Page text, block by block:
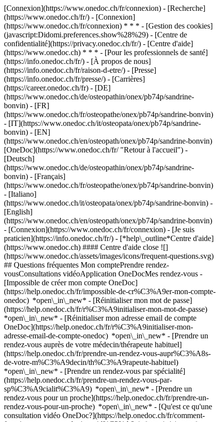
[Connexion](https://www.onedoc.ch/fr/connexion) - [Recherche]
(https://www.onedoc.ch/fr/) - [Connexion]
(https://www.onedoc.ch/fr/connexion) * * * - [Gestion des cookies]
(javascript:Didomi.preferences.show%28%29) - [Centre de
confidentialité](https://privacy.onedoc.ch/fr/) - [Centre d'aide]
(https://www.onedoc.ch) * * * - [Pour les professionnels de santé]
(https://info.onedoc.ch/fr/) - [À propos de nous]
(https://info.onedoc.ch/fr/raison-d-etre/) - [Presse]
(https://info.onedoc.ch/fr/presse/) - [Carrières]
(https://career.onedoc.ch/fr) - [DE]
(https://www.onedoc.ch/de/osteopathin/onex/pb74p/sandrine-
bonvin) - [FR]
(https://www.onedoc.ch/fr/osteopathe/onex/pb74p/sandrine-bonvin)
- [IT](https://www.onedoc.ch/it/osteopata/onex/pb74p/sandrine-
bonvin) - [EN]
(https://www.onedoc.ch/en/osteopath/onex/pb74p/sandrine-bonvin)
[OneDoc](https://www.onedoc.ch/fr/ "Retour à l'accueil") -
[Deutsch]
(https://www.onedoc.ch/de/osteopathin/onex/pb74p/sandrine-
bonvin) - [Français]
(https://www.onedoc.ch/fr/osteopathe/onex/pb74p/sandrine-bonvin)
- [Italiano]
(https://www.onedoc.ch/it/osteopata/onex/pb74p/sandrine-bonvin) -
[English]
(https://www.onedoc.ch/en/osteopath/onex/pb74p/sandrine-bonvin)
- [Connexion](https://www.onedoc.ch/fr/connexion) - [Je suis
praticien](https://info.onedoc.ch/fr/) - [*help\_outline*Centre d'aide]
(https://www.onedoc.ch) #### Centre d'aide close ![]
(https://www.onedoc.ch/assets/images/icons/frequent-questions.svg)
## Questions fréquentes Mon comptePrendre rendez-
vousConsultations vidéoApplication OneDocMes rendez-vous -
[Impossible de créer mon compte OneDoc]
(https://help.onedoc.ch/fr/impossible-de-cr%C3%A9er-mon-compte-
onedoc) *open\_in\_new* - [Réinitialiser mon mot de passe]
(https://help.onedoc.ch/fr/r%C3%A9initialiser-mon-mot-de-passe)
*open\_in\_new* - [Réinitialiser mon adresse email de compte
OneDoc](https://help.onedoc.ch/fr/r%C3%A9initialiser-mon-
adresse-email-de-compte-onedoc) *open\_in\_new* - [Prendre un
rendez-vous auprès de votre médecin/thérapeute habituel]
(https://help.onedoc.ch/fr/prendre-un-rendez-vous-aupr%C3%A8s-
de-votre-m%C3%A9decin/th%C3%A9rapeute-habituel)
*open\_in\_new* - [Prendre un rendez-vous par spécialité]
(https://help.onedoc.ch/fr/prendre-un-rendez-vous-par-
sp%C3%A9cialit%C3%A9) *open\_in\_new* - [Prendre un
rendez-vous pour un proche](https://help.onedoc.ch/fr/prendre-un-
rendez-vous-pour-un-proche) *open\_in\_new* - [Qu'est ce qu'une
consultation vidéo OneDoc?](https://help.onedoc.ch/fr/comment-